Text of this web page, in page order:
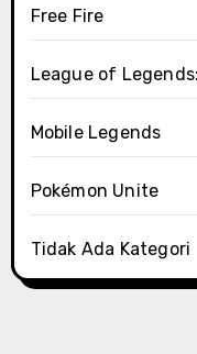
Free Fire
League of
Mobile Legends
Pokémon Unite
Tidak Ada Kategori